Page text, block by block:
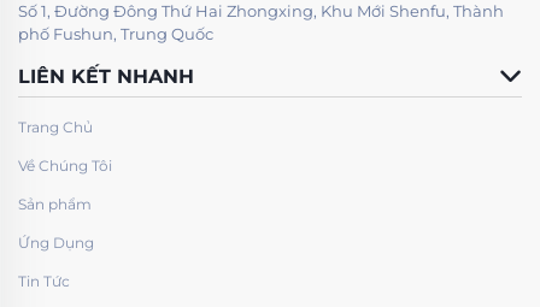
Số 1, Đường Đông Thứ Hai Zhongxing, Khu Mới Shenfu, Thành
phố Fushun, Trung Quốc
LIÊN KẾT NHANH
Trang Chủ
Về Chúng Tôi
Sản phẩm
Ứng Dụng
Tin Tức